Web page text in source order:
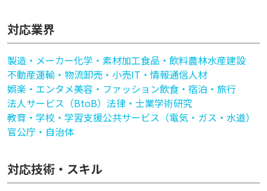
対応業界
製造・メーカー化学・素材加工食品・飲料農林水産建設
不動産運輸・物流卸売・小売IT・情報通信人材
娯楽・エンタメ美容・ファッション飲食・宿泊・旅行
法人サービス（BtoB） 法律・士業学術研究
教育・学校・学習支援公共サービス（電気・ガス・水道）
官公庁・自治体
対応技術・スキル